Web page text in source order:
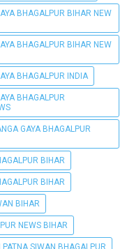
BHAGALPUR BIHAR NEW
BHAGALPUR BIHAR NEW
BHAGALPUR INDIA
BHAGALPUR
GAYA BHAGALPUR
BIHAR
BIHAR
BIHAR
NEWS BIHAR